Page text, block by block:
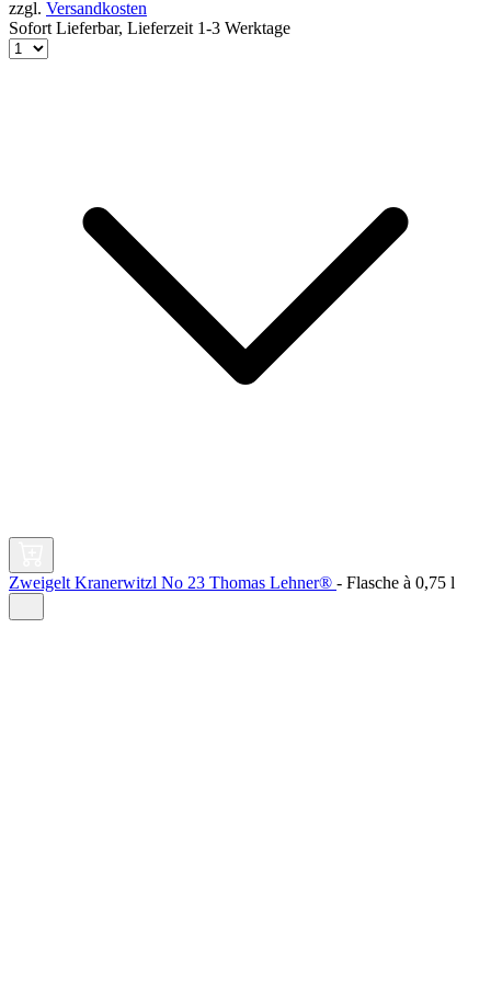
zzgl. Versandkosten
Sofort Lieferbar, Lieferzeit 1-3 Werktage
Zweigelt Kranerwitzl No 23 Thomas Lehner® - Flasche à 0,75 l